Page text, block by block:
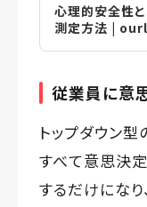
心理的安全性と
測定方法 |
従業員に意
トップダウン
すべて意思決
するだけになり